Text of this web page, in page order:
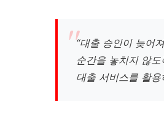
“대출 승인이 늦어
순간을 놓치지 않도
대출 서비스를 활용